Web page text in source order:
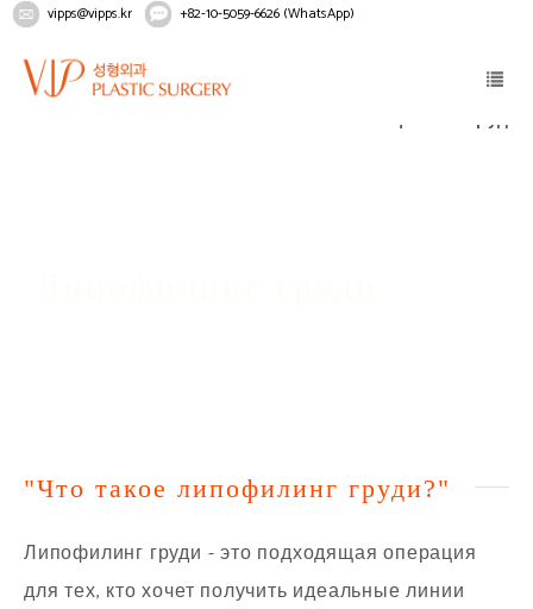
vipps@vipps.kr +82-10-5059-6626 (WhatsApp)
Липофилинг груди
"Что такое липофилинг груди?"
Липофилинг груди - это подходящая операция
для тех, кто хочет получить идеальные линии